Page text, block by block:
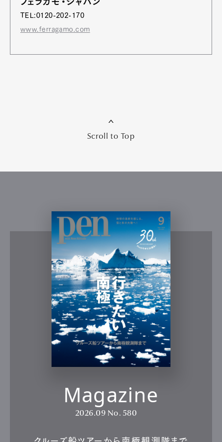
TEL:0120-202-170
www.ferragamo.com
Scroll to Top
Magazine
2026.09 No. 580